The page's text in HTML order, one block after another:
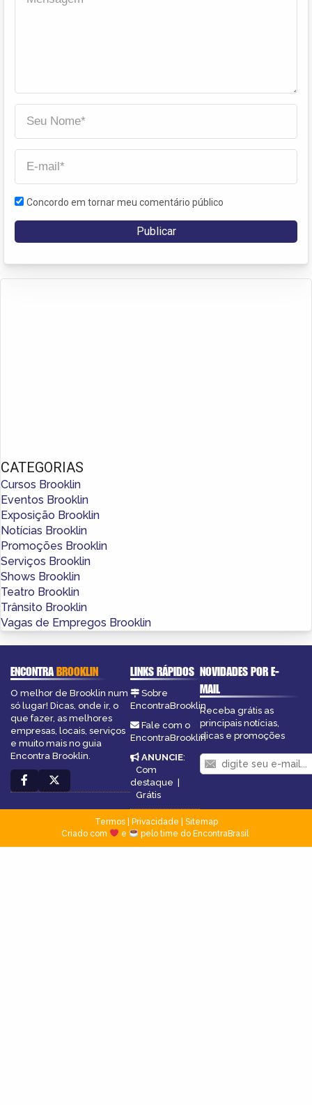
Concordo em tornar meu comentário público
CATEGORIAS
Cursos Brooklin
Eventos Brooklin
Exposição Brooklin
Notícias Brooklin
Promoções Brooklin
Serviços Brooklin
Shows Brooklin
Teatro Brooklin
Trânsito Brooklin
Vagas de Empregos Brooklin
ENCONTRABROOKLIN
O melhor de Brooklin num
só lugar! Dicas, onde ir, o
que fazer, as melhores
empresas, locais, serviços
e muito mais no guia
Encontra Brooklin.
LINKS RÁPIDOS
Sobre
EncontraBrooklin
Fale com o
EncontraBrooklin
ANUNCIE:
Com
destaque
Grátis
NOVIDADES POR E-
MAIL
Receba grátis as
principais notícias,
dicas e promoções
Termos| Privacidade
Sitemap
Criado com
e pelo time do EncontraBrasil